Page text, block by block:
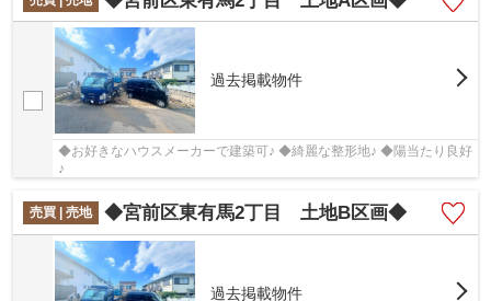
過去掲載物件
◆お好きなハウスメーカーで建築可♪ ◆綺麗な整形地♪ ◆陽当たり良好
♪
売買 | 売地 ◆宮前区東有馬2丁目 土地B区画◆
過去掲載物件